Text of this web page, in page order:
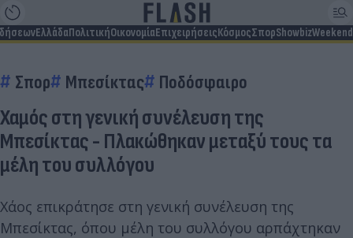
ΕλλάδαΠολιτικήΟικονομίαΕπιχειρήσειςΚόσμοςΣπορShowbizWeekend
Σπορ Μπεσίκτας Ποδόσφαιρο
Χαμός στη γενική συνέλευση της
Μπεσίκτας - Πλακώθηκαν μεταξύ τους τα
μέλη του συλλόγου
Χάος επικράτησε στη γενική συνέλευση της
Μπεσίκτας, όπου μέλη του συλλόγου αρπάχτηκαν